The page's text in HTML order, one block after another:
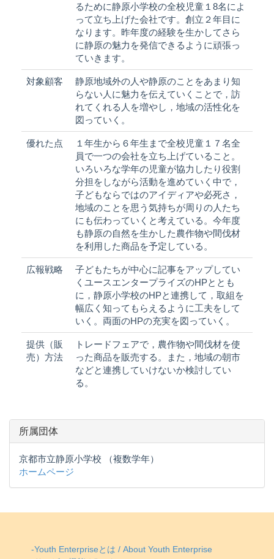
るために静原小学校の全校児童１8名によ
って立ち上げた会社です。創立２年目に
なります。昨年度の経験を生かしてさら
に静原の魅力を発信できるように頑張っ
ていきます。
対象顧客
静原地域外の人や静原のことをあまり知
らない人に魅力を伝えていくことで，訪
れてくれる人を増やし，地域の活性化を
図っていく。
優れた点
１年生から６年生まで全校児童１７名全
員で一つの会社を立ち上げていること。
いろいろな学年の児童が協力したり役割
分担をしながら活動を進めていく中で，
子どもならではのアイディアや必死さ，
地域のことを思う気持ちが周りの人たち
にも伝わっていくと考えている。今年度
も静原の自然を生かした農作物や間伐材
を利用した商品を予定している。
広報戦略
子どもたちが中心に記事をアップしてい
くユースエンタープライズのHPととも
に，静原小学校のHPと連携して，取組を
幅広く知ってもらえるように工夫をして
いく。両面のHPの充実を図っていく。
提供（販
売）方法
トレードフェアで，農作物や間伐材を使
った商品を販売する。また，地域の朝市
などと連携していけないか検討してい
る。
所属団体
京都市立静原小学校 （複数学年）
ホームページ
-Youth Enterpriseとは / About Youth Enterprise